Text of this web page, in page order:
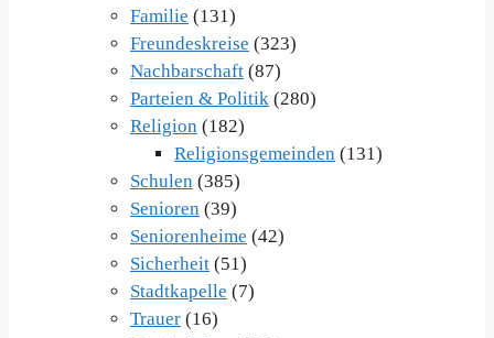
Familie (131)
Freundeskreise (323)
Nachbarschaft (87)
Parteien & Politik (280)
Religion (182)
Religionsgemeinden (131)
Schulen (385)
Senioren (39)
Seniorenheime (42)
Sicherheit (51)
Stadtkapelle (7)
Trauer (16)